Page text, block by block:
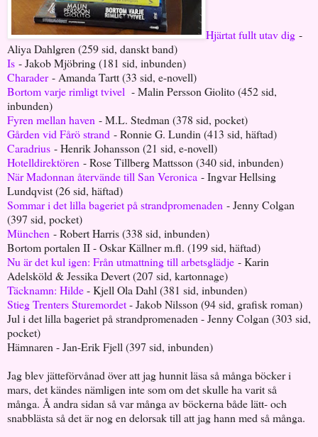
Hjärtat fullt utav dig -
Aliya Dahlgren (259 sid, danskt band)
Is - Jakob Mjöbring (181 sid, inbunden)
Charader- Amanda Tartt (33 sid, e-novell)
Bortom varje rimligt tvivel - Malin Persson Giolito (452 sid,
inbunden)
Fyren mellan haven - M.L. Stedman (378 sid, pocket)
Gården vid Fårö strand - Ronnie G. Lundin (413 sid, häftad)
Caradrius - Henrik Johansson (21 sid, e-novell)
Hotelldirektören - Rose Tillberg Mattsson (340 sid, inbunden)
När Madonnan återvände till San Veronica - Ingvar Hellsing
Lundqvist (26 sid, häftad)
Sommar i det lilla bageriet på strandpromenaden - Jenny Colgan
(397 sid, pocket)
München - Robert Harris (338 sid, inbunden)
Bortom portalen II - Oskar Källner m.fl. (199 sid, häftad)
Nu är det kul igen: Från utmattning till arbetsglädje - Karin
Adelsköld & Jessika Devert (207 sid, kartonnage)
Täcknamn: Hilde- Kjell Ola Dahl (381 sid, inbunden)
Stieg Trenters Sturemordet- Jakob Nilsson (94 sid, grafisk roman)
Jul i det lilla bageriet på strandpromenaden - Jenny Colgan (303 sid,
pocket)
Hämnaren - Jan-Erik Fjell (397 sid, inbunden)
Jag blev jätteförvånad över att jag hunnit läsa så många böcker i
mars, det kändes nämligen inte som om det skulle ha varit så
många. Å andra sidan så var många av böckerna både lätt- och
snabblästa så det är nog en delorsak till att jag hann med så många.